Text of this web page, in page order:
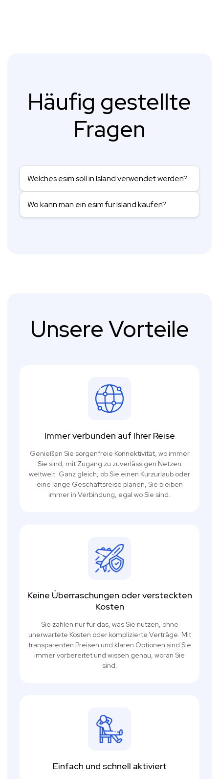
Häufig gestellte
Fragen
Welches esim soll in Island verwendet werden?
Wo kann man ein esim für Island kaufen?
Unsere Vorteile
Immer verbunden auf Ihrer Reise
Genießen Sie sorgenfreie Konnektivität, wo immer
Sie sind, mit Zugang zu zuverlässigen Netzen
weltweit. Ganz gleich, ob Sie einen Kurzurlaub oder
eine lange Geschäftsreise planen, Sie bleiben
immer in Verbindung, egal wo Sie sind.
Keine Überraschungen oder versteckten
Kosten
Sie zahlen nur für das, was Sie nutzen, ohne
unerwartete Kosten oder komplizierte Verträge. Mit
transparenten Preisen und klaren Optionen sind Sie
immer vorbereitet und wissen genau, woran Sie
sind.
Einfach und schnell aktiviert